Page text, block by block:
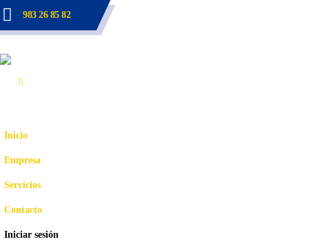
983 26 85 82
Inicio
Empresa
Servicios
Contacto
Iniciar sesión